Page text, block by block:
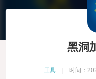
黑洞
工具 时间：